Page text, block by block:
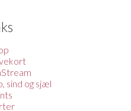
sind og sjæl